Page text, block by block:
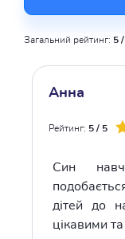
Загальний рейтинг: 5
Анна
Рейтинг: 5 / 5
Син
дітей до
цікавими